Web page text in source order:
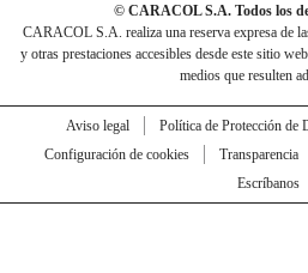
© CARACOL S.A. Todos los
CARACOL S.A. realiza una reserva expresa de
y otras prestaciones accesibles desde este sitio
medios que resulten
Aviso legal Política de Protección de
Configuración de cookies
Transparencia
Escríbanos